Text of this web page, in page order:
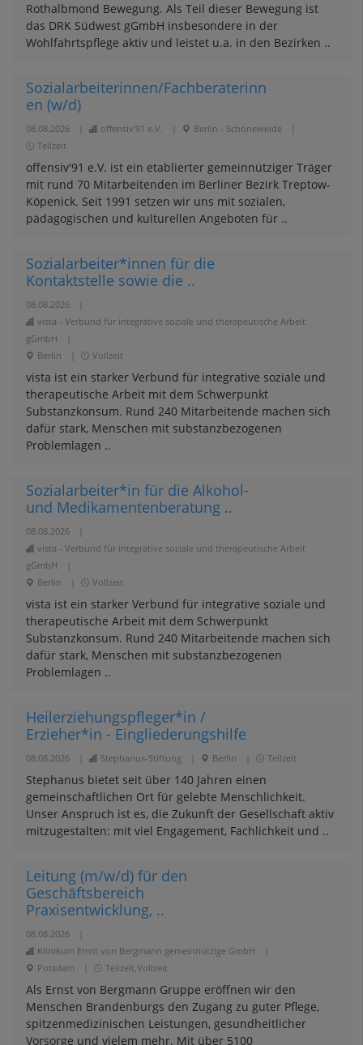
Rothalbmond Bewegung. Als Teil dieser Bewegung ist
das DRK Südwest gGmbH insbesondere in der
Wohlfahrtspflege aktiv und leistet u.a. in den Bezirken ..
Sozialarbeiterinnen/Fachberaterinn
en (w/d)
08.08.2026 offensiv'91 e.V. Berlin - Schöneweide
Teilzeit
offensiv'91 e.V. ist ein etablierter gemeinnütziger Träger
mit rund 70 Mitarbeitenden im Berliner Bezirk Treptow-
Köpenick. Seit 1991 setzen wir uns mit sozialen,
pädagogischen und kulturellen Angeboten für ..
Sozialarbeiter*innen für die
Kontaktstelle sowie die ..
08.08.2026
vista - Verbund für integrative soziale und therapeutische Arbeit
gGmbH
Berlin
Vollzeit
vista ist ein starker Verbund für integrative soziale und
therapeutische Arbeit mit dem Schwerpunkt
Substanzkonsum. Rund 240 Mitarbeitende machen sich
dafür stark, Menschen mit substanzbezogenen
Problemlagen ..
Sozialarbeiter*in für die Alkohol-
und Medikamentenberatung ..
08.08.2026
vista - Verbund für integrative soziale und therapeutische Arbeit
gGmbH
Berlin
Vollzeit
vista ist ein starker Verbund für integrative soziale und
therapeutische Arbeit mit dem Schwerpunkt
Substanzkonsum. Rund 240 Mitarbeitende machen sich
dafür stark, Menschen mit substanzbezogenen
Problemlagen ..
Heilerziehungspfleger*in /
Erzieher*in - Eingliederungshilfe
08.08.2026 Stephanus-Stiftung Berlin Teilzeit
Stephanus bietet seit über 140 Jahren einen
gemeinschaftlichen Ort für gelebte Menschlichkeit.
Unser Anspruch ist es, die Zukunft der Gesellschaft aktiv
mitzugestalten: mit viel Engagement, Fachlichkeit und ..
Leitung (m/w/d) für den
Geschäftsbereich
Praxisentwicklung, ..
08.08.2026
Klinikum Ernst von Bergmann gemeinnützige GmbH
Potsdam
Teilzeit,Vollzeit
Als Ernst von Bergmann Gruppe eröffnen wir den
Menschen Brandenburgs den Zugang zu guter Pflege,
spitzen­medi­zinischen Leistungen, gesundheitlicher
Vorsorge und vielem mehr. Mit über 5100